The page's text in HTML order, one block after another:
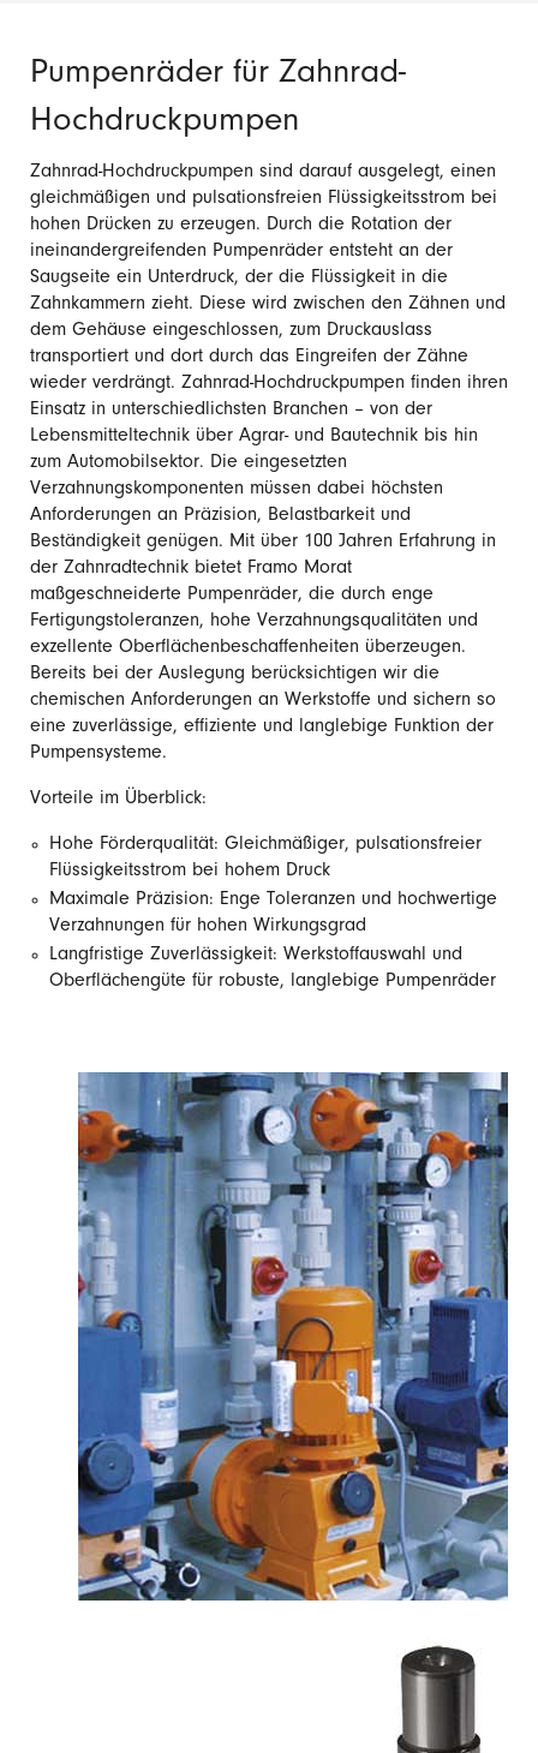
Pumpenräder für Zahnrad-
Hochdruckpumpen
Zahnrad-Hochdruckpumpen sind darauf ausgelegt, einen
gleichmäßigen und pulsationsfreien Flüssigkeitsstrom bei
hohen Drücken zu erzeugen. Durch die Rotation der
ineinandergreifenden Pumpenräder entsteht an der
Saugseite ein Unterdruck, der die Flüssigkeit in die
Zahnkammern zieht. Diese wird zwischen den Zähnen und
dem Gehäuse eingeschlossen, zum Druckauslass
transportiert und dort durch das Eingreifen der Zähne
wieder verdrängt. Zahnrad-Hochdruckpumpen finden ihren
Einsatz in unterschiedlichsten Branchen – von der
Lebensmitteltechnik über Agrar- und Bautechnik bis hin
zum Automobilsektor. Die eingesetzten
Verzahnungskomponenten müssen dabei höchsten
Anforderungen an Präzision, Belastbarkeit und
Beständigkeit genügen. Mit über 100 Jahren Erfahrung in
der Zahnradtechnik bietet Framo Morat
maßgeschneiderte Pumpenräder, die durch enge
Fertigungstoleranzen, hohe Verzahnungsqualitäten und
exzellente Oberflächenbeschaffenheiten überzeugen.
Bereits bei der Auslegung berücksichtigen wir die
chemischen Anforderungen an Werkstoffe und sichern so
eine zuverlässige, effiziente und langlebige Funktion der
Pumpensysteme.
Vorteile im Überblick:
Hohe Förderqualität: Gleichmäßiger, pulsationsfreier
Flüssigkeitsstrom bei hohem Druck
Maximale Präzision: Enge Toleranzen und hochwertige
Verzahnungen für hohen Wirkungsgrad
Langfristige Zuverlässigkeit: Werkstoffauswahl und
Oberflächengüte für robuste, langlebige Pumpenräder